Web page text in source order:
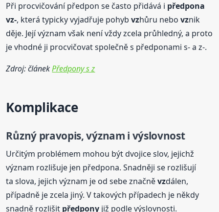
Při procvičování předpon se často přidává i předpona
vz-, která typicky vyjadřuje pohybvzhůru nebovznik
děje. Její význam však není vždy zcela průhledný, a proto
je vhodné ji procvičovat společně s předponami s- a z-.
Zdroj: článekPředpony s z
Komplikace
Různý pravopis, význam i výslovnost
Určitým problémem mohou být dvojice slov, jejichž
význam rozlišuje jen předpona. Snadněji se rozlišují
ta slova, jejich význam je od sebe značněvzdálen,
případně je zcela jiný. V takových případech je někdy
snadně rozlišit předpony již podle výslovnosti.